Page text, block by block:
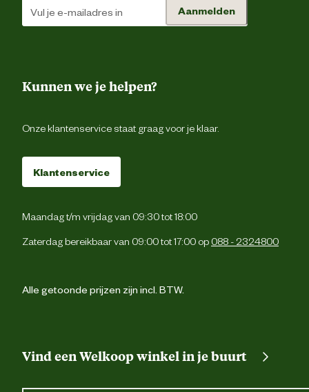
Aanmelden
Kunnen we je helpen?
Onze klantenservice staat graag voor je klaar.
Klantenservice
Maandag t/m vrijdag van 09:30 tot 18:00
Zaterdag bereikbaar van 09:00 tot 17:00 op 088 - 2324800
Alle getoonde prijzen zijn incl. BTW.
Vind een Welkoop winkel in je buurt